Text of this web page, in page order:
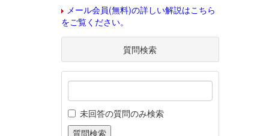
メール会員(無料)の詳しい解説はこちら
をご覧ください。
質問検索
未回答の質問のみ検索